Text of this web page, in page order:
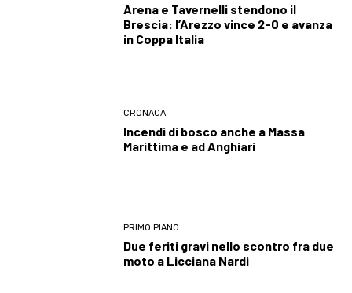
Arena e Tavernelli stendono il
Brescia: l’Arezzo vince 2-0 e avanza
in Coppa Italia
CRONACA
Incendi di bosco anche a Massa
Marittima e ad Anghiari
PRIMO PIANO
Due feriti gravi nello scontro fra due
moto a Licciana Nardi